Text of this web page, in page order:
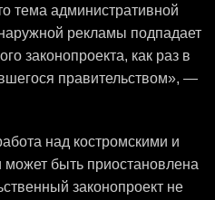
тема административной
рекламы подпадает
законопроекта, как раз в
правительством», —
над костромскими и
быть приостановлена
законопроект не